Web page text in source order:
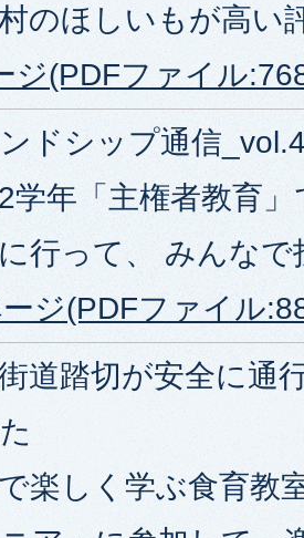
のほしいもが高い
ジ(PDFファイル
ドシップ通信
学年「主権者教育
行って、 みんなで
ジ(PDFファイル
道踏切が安全に通
楽しく学ぶ食育教